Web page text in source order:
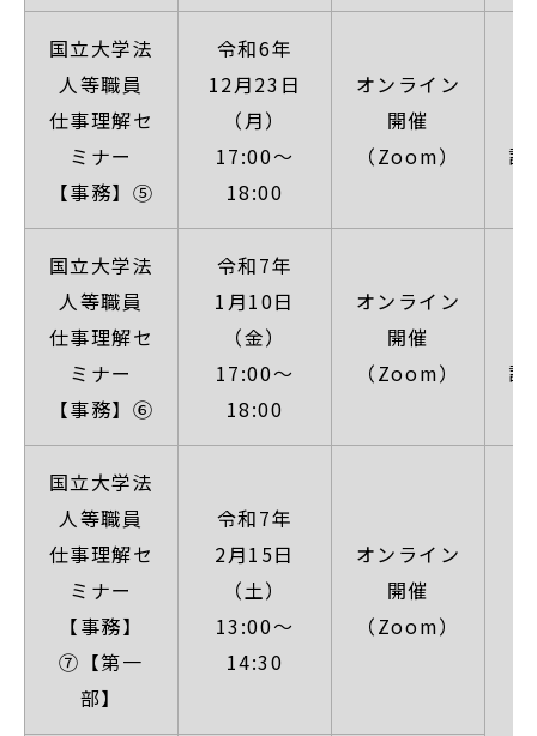
国立大学法
人等職員
仕事理解セ
ミナー
【事務】⑤
令和6年
12月23日
（月）
17:00～
18:00
オンライン
開催
（Zoom）
詳
国立大学法
人等職員
仕事理解セ
ミナー
【事務】⑥
令和7年
1月10日
（金）
17:00～
18:00
オンライン
開催
（Zoom）
詳
国立大学法
人等職員
仕事理解セ
ミナー
【事務】
⑦【第一
部】
令和7年
2月15日
（土）
13:00～
14:30
オンライン
開催
（Zoom）